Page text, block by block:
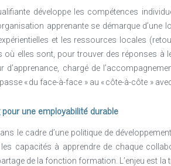
publications/presence-francaise.html
développe les compétences
apprenante se démarque
et les ressources locales
où elles sont, pour trouver des réponses à
d’apprenance, chargé de
« du face-à-face » au « côte-à-côte »
une employabilité durable
le cadre d’une politique de
capacités à apprendre de chaque
de la fonction formation. L’enjeu est